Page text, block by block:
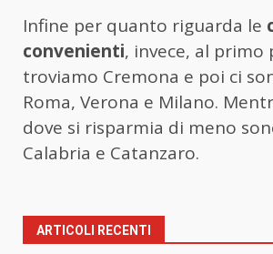
Infine per quanto riguarda le
convenienti, invece, al primo
troviamo Cremona e poi ci
Roma, Verona e Milano.
dove si risparmia di meno
Calabria e Catanzaro.
ARTICOLI RECENTI